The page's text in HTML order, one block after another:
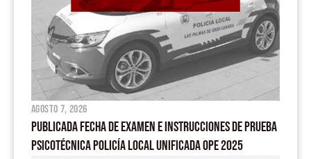
agosto 7, 2026
PUBLICADA FECHA DE EXAMEN E INSTRUCCIONES DE PRUEBA
PSICOTÉCNICA POLICÍA LOCAL UNIFICADA OPE 2025